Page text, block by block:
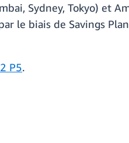
Sydney, Tokyo) et
le biais de Savings
P5.